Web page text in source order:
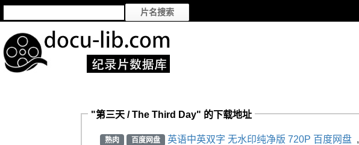
"第三天 / The Third Day" 的下载地址
熟肉 百度网盘 英语中英双字 无水印纯净版 720P 百度网盘,